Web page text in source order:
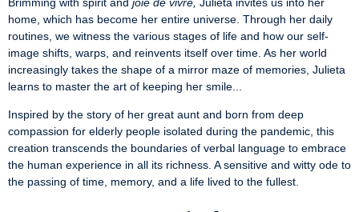
home, which has become her entire universe. Through her daily
routines, we witness the various stages of life and how our self-
image shifts, warps, and reinvents itself over time. As her world
increasingly takes the shape of a mirror maze of memories, Julieta
learns to master the art of keeping her smile...
Inspired by the story of her great aunt and born from deep
compassion for elderly people isolated during the pandemic, this
creation transcends the boundaries of verbal language to embrace
the human experience in all its richness. A sensitive and witty ode to
the passing of time, memory, and a life lived to the fullest.